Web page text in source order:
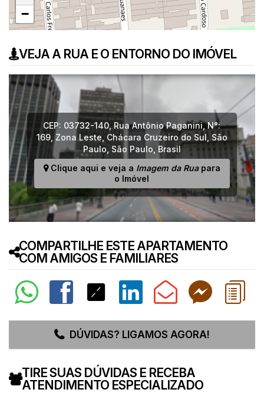
−
VEJA A RUA E O ENTORNO DO IMÓVEL
CEP: 03732-140,Rua Antônio Paganini,N°:
169,Zona Leste Chácara Cruzeiro do Sul São
Paulo São Paulo Brasil
Clique aqui e veja a Imagem da Ruapara
o Imóvel
COMPARTILHE ESTE APARTAMENTO
COM AMIGOS E FAMILIARES
DÚVIDAS? LIGAMOS AGORA!
TIRE SUAS DÚVIDAS E RECEBA
ATENDIMENTO ESPECIALIZADO